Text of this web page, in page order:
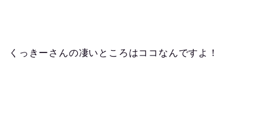
くっきーさんの凄いところはココなんですよ！